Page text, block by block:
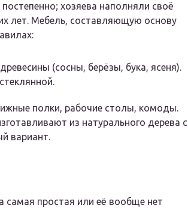
хозяева наполняли своё
лет. Мебель, составляющую основу
(сосны, берёзы, бука, ясеня).
полки, рабочие столы, комоды.
из натурального дерева с
вариант.
самая простая или её вообще нет